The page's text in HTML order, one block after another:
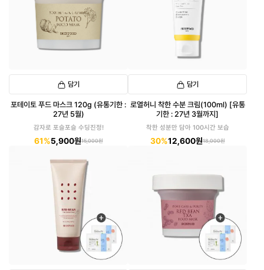
담기
포테이토 푸드 마스크 120g (유통기한 :
27년 5월)
감자로 포슬포슬 수딩진정!
61%5,900원15,000원
담기
로열허니 착한 수분 크림(100ml) [유통
기한 : 27년 3월까지]
착한 성분만 담아 100시간 보습
30%12,600원18,000원